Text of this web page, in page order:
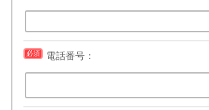
必須 電話番号：